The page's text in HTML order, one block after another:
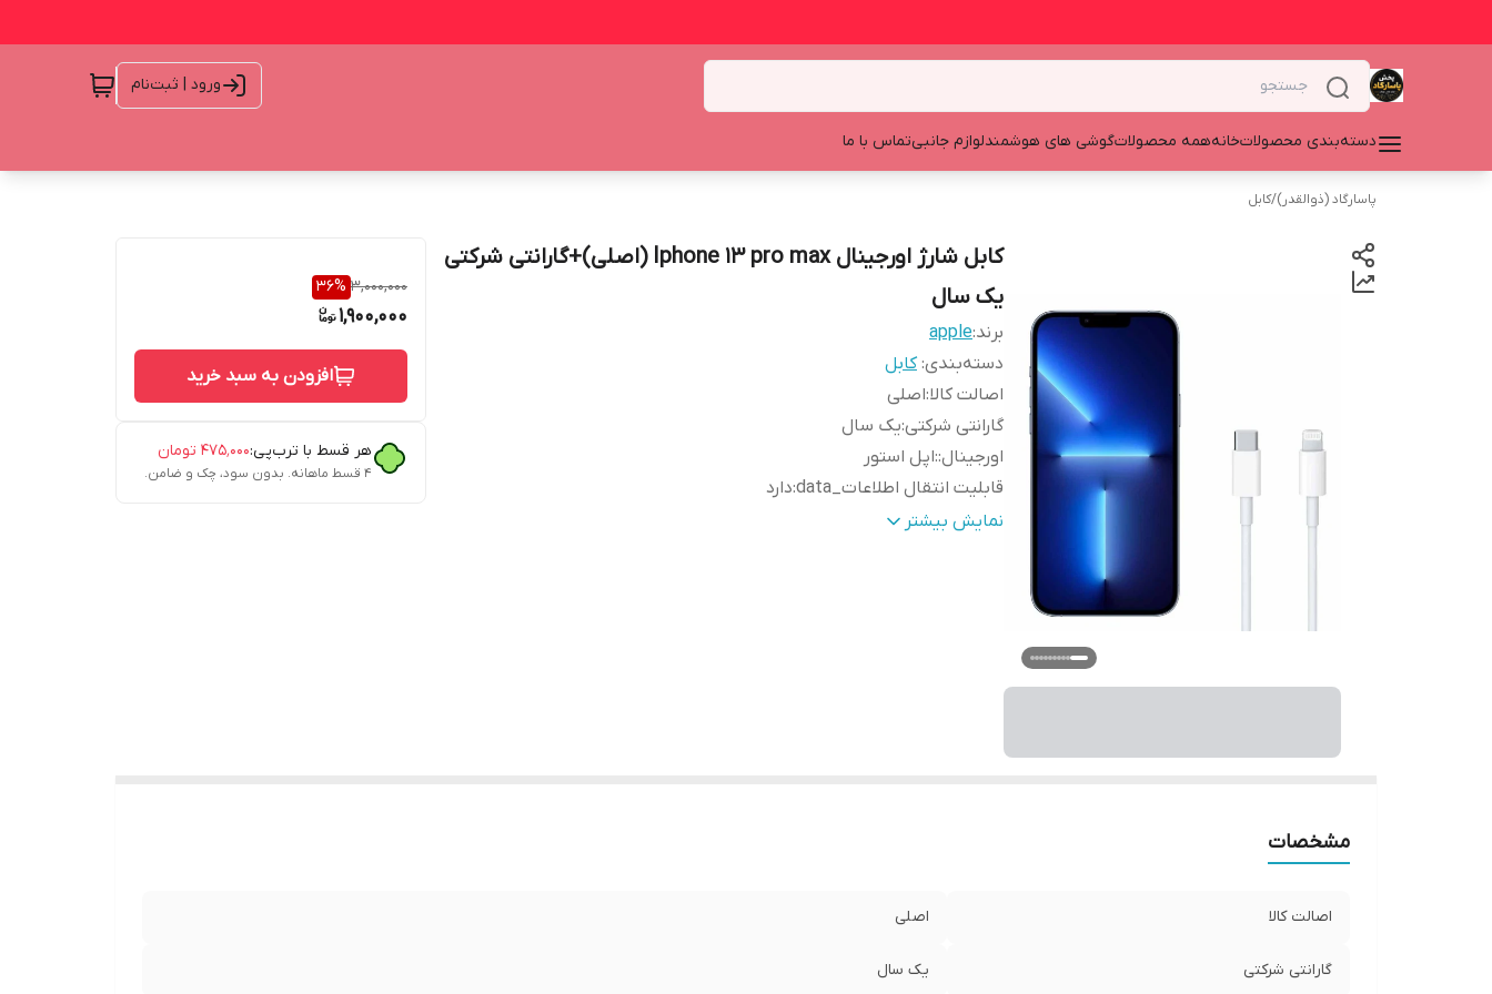
ورود | ثبت‌نام
دسته‌بندی محصولاتخانههمه محصولاتگوشی های هوشمندلوازم جانبیتماس با ما
پاسارگاد (ذوالقدر)/کابل
کابل شارژ اورجینال Iphone 13 pro max (اصلی)+گارانتی شرکتی
یک سال
برند:apple
دسته‌بندی:کابل
اصالت کالا:اصلی
گارانتی شرکتی:یک سال
اورجینال::اپل استور
قابلیت انتقال اطلاعات_data
:دارد
قابلیت شارژ سریع/fast charge
نمایش بیشتر
3,000,000
36%
1,900,000
افزودن به سبد خرید
هر قسط با ترب‌پی:۴۷۵٬۰۰۰ تومان
۴ قسط ماهانه. بدون سود، چک و ضامن.
مشخصات
اصالت کالا اصلی
گارانتی شرکتی یک سال